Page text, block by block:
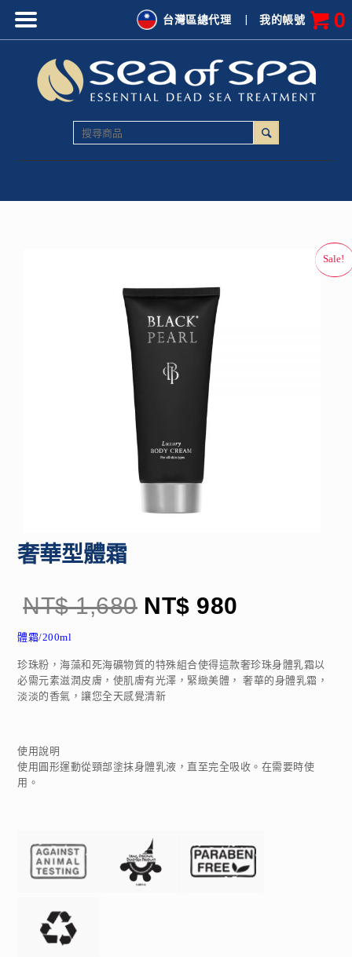
奢華型體霜
NT$1,680 NT$ 980
體霜/200ml
珍珠粉，海藻和死海礦物質的特殊組合使得這款奢珍珠身體乳霜以
必需元素滋潤皮膚，使肌膚有光澤，緊緻美體， 奢華的身體乳霜，
淡淡的香氣，讓您全天感覺清新
使用說明
使用圓形運動從頸部塗抹身體乳液，直至完全吸收。在需要時使
用。
|我的帳號 0
台灣區總代理